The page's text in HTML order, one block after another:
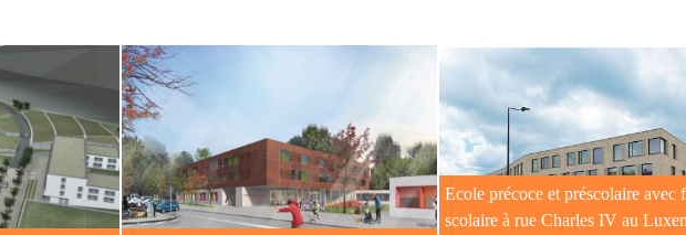
Ecole précoce et préscolaire avec
scolaire à rue Charles IV au